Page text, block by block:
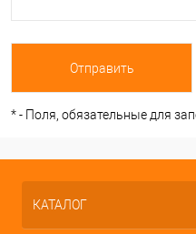
*- Поля, обязательные для
КАТАЛОГ